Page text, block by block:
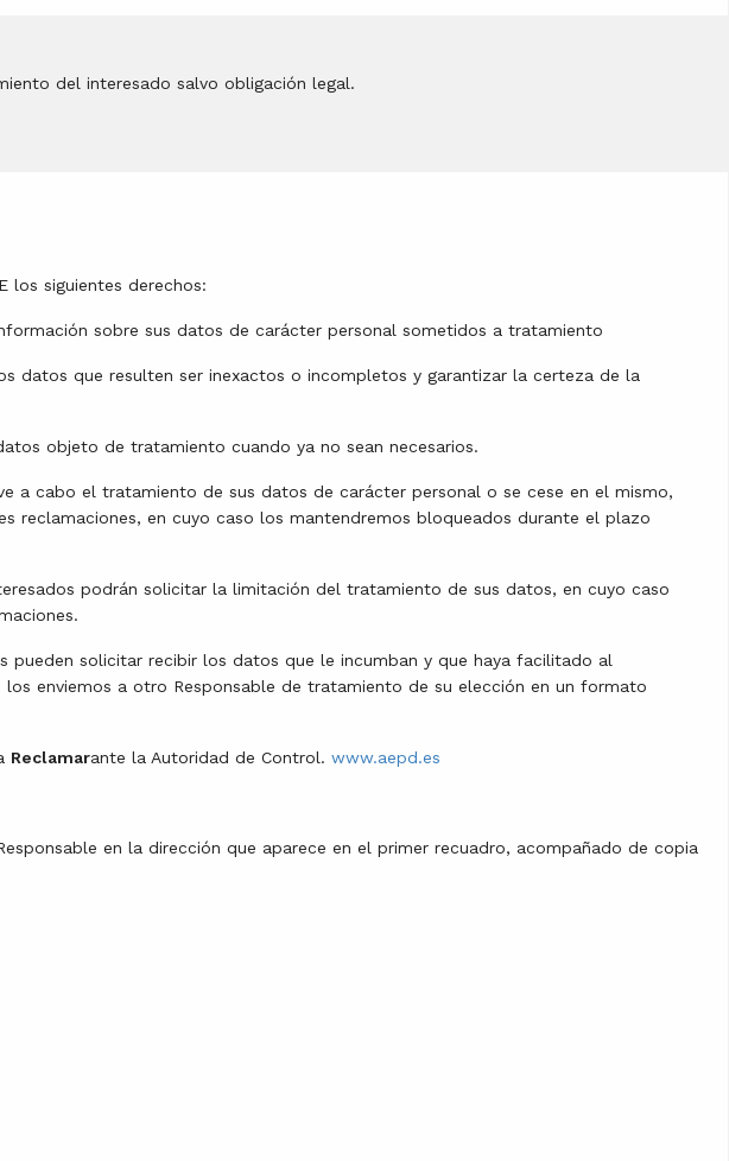
del interesado salvo obligación legal.
los siguientes derechos:
sobre sus datos de carácter personal sometidos a tratamiento
datos que resulten ser inexactos o incompletos y garantizar la certeza de la
objeto de tratamiento cuando ya no sean necesarios.
a cabo el tratamiento de sus datos de carácter personal o se cese en el mismo,
reclamaciones, en cuyo caso los mantendremos bloqueados durante el plazo
podrán solicitar la limitación del tratamiento de sus datos, en cuyo caso
pueden solicitar recibir los datos que le incumban y que haya facilitado al
enviemos a otro Responsable de tratamiento de su elección en un formato
Reclamarante la Autoridad de Control. www.aepd.es
en la dirección que aparece en el primer recuadro, acompañado de copia